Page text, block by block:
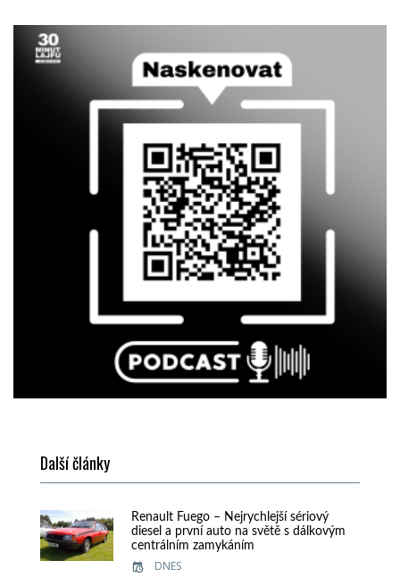
Další články
Renault Fuego – Nejrychlejší sériový
diesel a první auto na světě s dálkovým
centrálním zamykáním
DNES